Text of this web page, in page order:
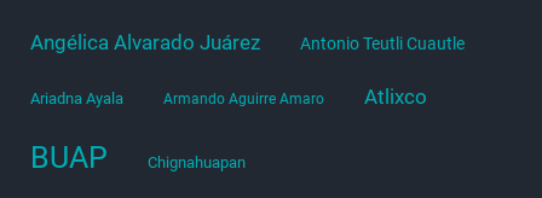
Angélica Alvarado Juárez Antonio Teutli Cuautle
Ariadna Ayala Armando Aguirre Amaro Atlixco
BUAP Chignahuapan